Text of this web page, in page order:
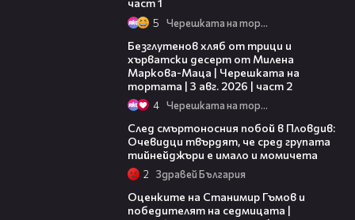
част 1
5 Черешката на тортата
Безглутенов хляб от трици и
хърватски десерт от Милена
Маркова-Маца | Черешката на
тортата | 3 авг. 2026 | част 2
4 Черешката на тортата
След смъртоносния побой в Пловдив:
Очевидци твърдят, че сред групата
тийнейджъри е имало и момичета
2 Здравей България
Оценките на Станимир Гъмов и
победителят на седмицата |